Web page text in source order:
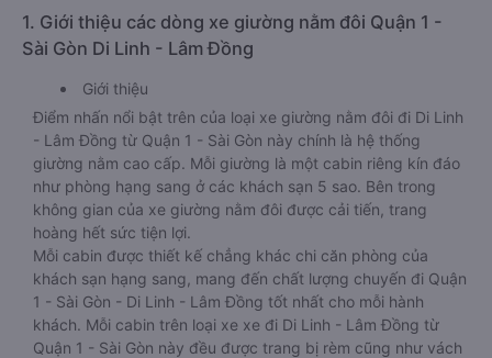
1. Giới thiệu các dòng xe giường nằm đôi Quận 1 -
Sài Gòn Di Linh - Lâm Đồng
Giới thiệu
Điểm nhấn nổi bật trên của loại xe giường nằm đôi đi Di Linh
- Lâm Đồng từ Quận 1 - Sài Gòn này chính là hệ thống
giường nằm cao cấp. Mỗi giường là một cabin riêng kín đáo
như phòng hạng sang ở các khách sạn 5 sao. Bên trong
không gian của xe giường nằm đôi được cải tiến, trang
hoàng hết sức tiện lợi.
Mỗi cabin được thiết kế chẳng khác chi căn phòng của
khách sạn hạng sang, mang đến chất lượng chuyến đi Quận
1 - Sài Gòn - Di Linh - Lâm Đồng tốt nhất cho mỗi hành
khách. Mỗi cabin trên loại xe xe đi Di Linh - Lâm Đồng từ
Quận 1 - Sài Gòn này đều được trang bị rèm cũng như vách